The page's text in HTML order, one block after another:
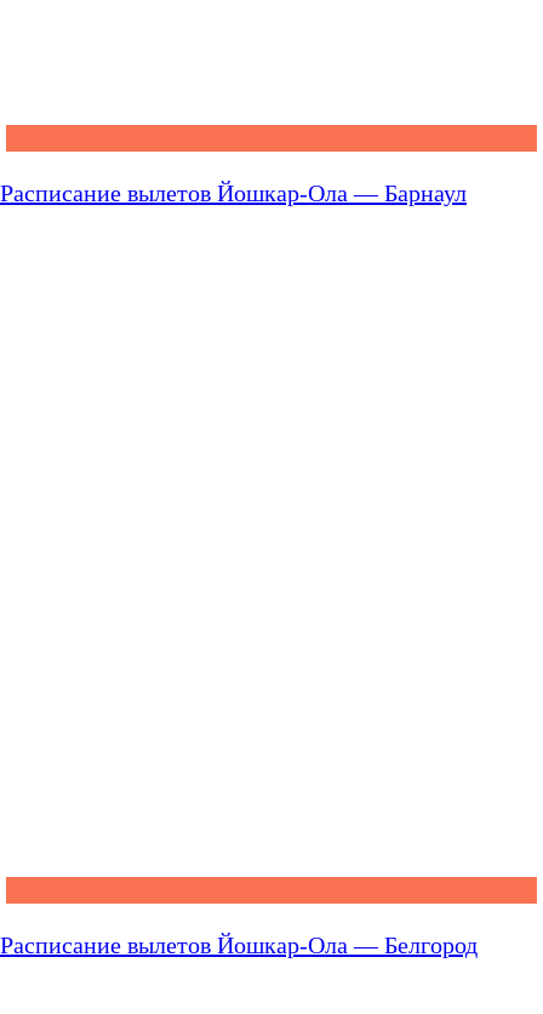
Расписание вылетов Йошкар-Ола — Барнаул
Расписание вылетов Йошкар-Ола — Белгород